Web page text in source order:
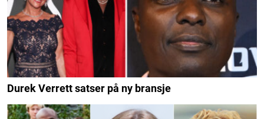
Durek Verrett satser på ny bransje